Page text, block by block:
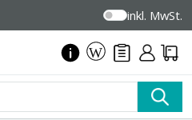
inkl. MwSt.